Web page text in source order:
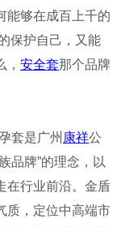
能够在成百上千的
保护自己，又能
安全套那个品牌
套是广州 康祥公
品牌”的理念，以
在行业前沿。金盾
质，定位中高端市